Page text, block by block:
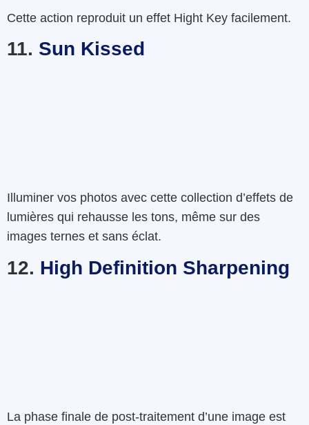
Cette action reproduit un effet Hight Key facilement.
11. Sun Kissed
Illuminer vos photos avec cette collection d’effets de
lumières qui rehausse les tons, même sur des
images ternes et sans éclat.
12. High Definition Sharpening
La phase finale de post-traitement d’une image est